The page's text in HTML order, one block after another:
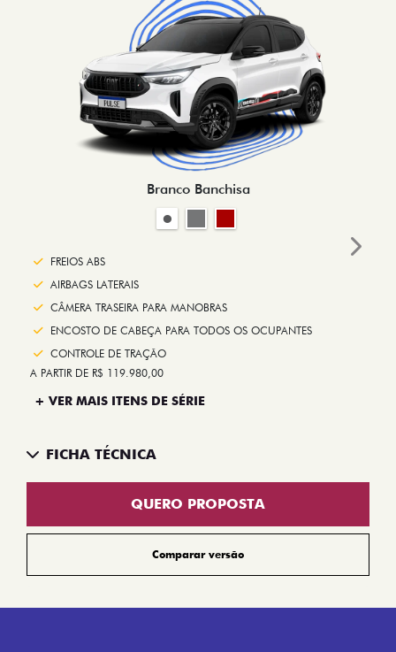
Branco Banchisa
FREIOS ABS
AIRBAGS LATERAIS
CÂMERA TRASEIRA PARA MANOBRAS
ENCOSTO DE CABEÇA PARA TODOS OS OCUPANTES
CONTROLE DE TRAÇÃO
A PARTIR DE R$ 119.980,00
+ VER MAIS ITENS DE SÉRIE
FICHA TÉCNICA
QUERO PROPOSTA
Comparar versão
Next